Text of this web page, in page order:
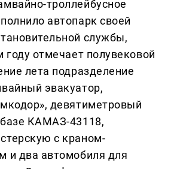
троллейбусное
автопарк своей
службы,
году отмечает полувековой
лета подразделение
эвакуатор,
девятиметровый
КАМАЗ-43118,
с краном-
и два автомобиля для